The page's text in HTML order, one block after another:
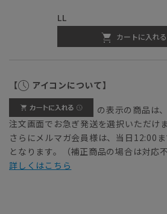
LL
カートに入れる
【 アイコンについて】
の表示の商品は、
注文画面でお急ぎ発送を選択いただけま
さらにメルマガ会員様は、当日12:00
となります。（補正商品の場合は対応不
詳しくはこちら